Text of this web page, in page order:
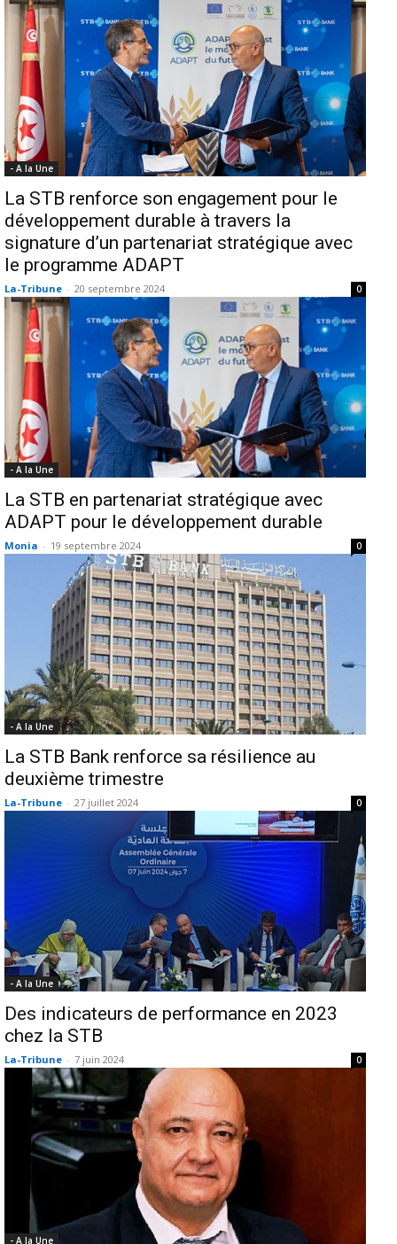
- A la Une
La STB renforce son engagement pour le
développement durable à travers la
signature d’un partenariat stratégique avec
le programme ADAPT
La-Tribune - 20 septembre 2024 0
- A la Une
La STB en partenariat stratégique avec
ADAPT pour le développement durable
Monia - 19 septembre 2024 0
- A la Une
La STB Bank renforce sa résilience au
deuxième trimestre
La-Tribune - 27 juillet 2024 0
- A la Une
Des indicateurs de performance en 2023
chez la STB
La-Tribune - 7 juin 2024 0
- A la Une